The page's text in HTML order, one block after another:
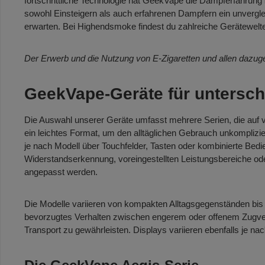
sowohl Einsteigern als auch erfahrenen Dampfern ein
erwarten. Bei Highendsmoke findest du zahlreiche
Der Erwerb und die Nutzung von E-Zigaretten und allen
GeekVape-Geräte für
Die Auswahl unserer Geräte umfasst mehrere Serien, die
ein leichtes Format, um den alltäglichen Gebrauch
je nach Modell über Touchfelder, Tasten oder kombinierte
Widerstandserkennung, voreingestellten Leistungsbereiche
angepasst werden.
Die Modelle variieren von kompakten Alltagsgegenständen
bevorzugtes Verhalten zwischen engerem oder offenem
Transport zu gewährleisten. Displays variieren ebenfalls je